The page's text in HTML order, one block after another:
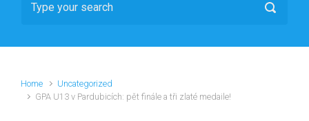
Home
Uncategorized
GPA U13 v Pardubicích: pět finále a tři zlaté medaile!